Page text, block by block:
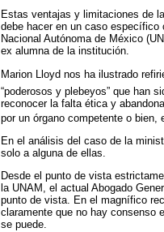
Estas ventajas y limitaciones de
debe hacer en un caso específico
Nacional Autónoma de México
ex alumna de la institución.
Marion Lloyd nos ha ilustrado
“poderosos y plebeyos” que han
reconocer la falta ética y
por un órgano competente o bien,
En el análisis del caso de la
solo a alguna de ellas.
Desde el punto de vista
la UNAM, el actual Abogado
punto de vista. En el magnífico
claramente que no hay consenso
se puede.